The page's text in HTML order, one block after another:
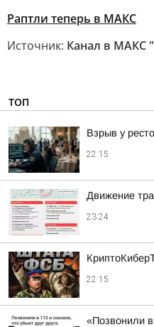
Раптли теперь в МАКС
Источник: Канал в МАКС
ТОП
Взрыв у
22:15
Движение
23:24
22:15
«Позвонили в